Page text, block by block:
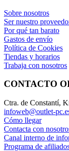
Sobre nosotros
Ser nuestro
Por qué tan barato
Gastos de envío
Política de Cookies
Tiendas y horarios
Trabaja con nosotros
CONTACTO
Ctra. de Constantí,
infoweb@outlet-
Cómo llegar
Contacta con
Canal interno de
Programa de